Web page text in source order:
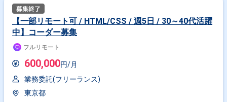
ための技術リサーチ ・アーキテクチャ設計と実装 ・チーム開発を可能と
するタスク作成とリソース分配 ＜開発環境＞ ・技術 react / vue,
typescript, aws(amplify) ・業務環境 github, clickup, figma, notion, slack
＜プロダクト開発体制＞ ・プロダクトマネージャー ・ドメインプロフェ
フロントエンドエンジニア ・プロダクトデザイナー
【一部リモート可 / HTML/CSS / 週5日 / 30～40代活躍
中】コーダー募集
フルリモート
600,000円/月
業務委託(フリーランス)
東京都
Webデザイナー
グラフィックデザイナー
2Dデザイナー
Webディレクター